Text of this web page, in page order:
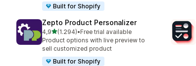
Built for Shopify
Zepto Product Personalizer
4,9de 5 estrelas
(1.294)
1294 total de avaliações
•Free trial available
Product options with live preview to
sell customized product
Built for Shopify